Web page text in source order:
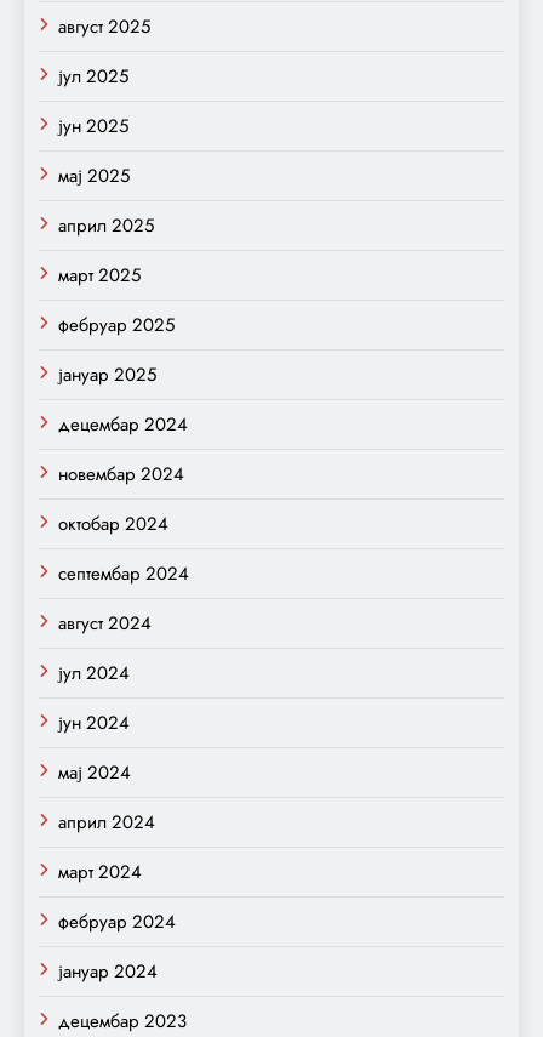
август 2025
јул 2025
јун 2025
мај 2025
април 2025
март 2025
фебруар 2025
јануар 2025
децембар 2024
новембар 2024
октобар 2024
септембар 2024
август 2024
јул 2024
јун 2024
мај 2024
април 2024
март 2024
фебруар 2024
јануар 2024
децембар 2023